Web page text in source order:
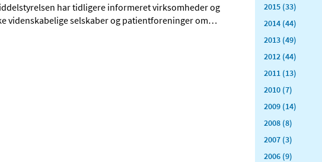
har tidligere informeret virksomheder og
videnskabelige selskaber og patientforeninger om…
2015 (33)
2014 (44)
2013 (49)
2012 (44)
2011 (13)
2010 (7)
2009 (14)
2008 (8)
2007 (3)
2006 (9)